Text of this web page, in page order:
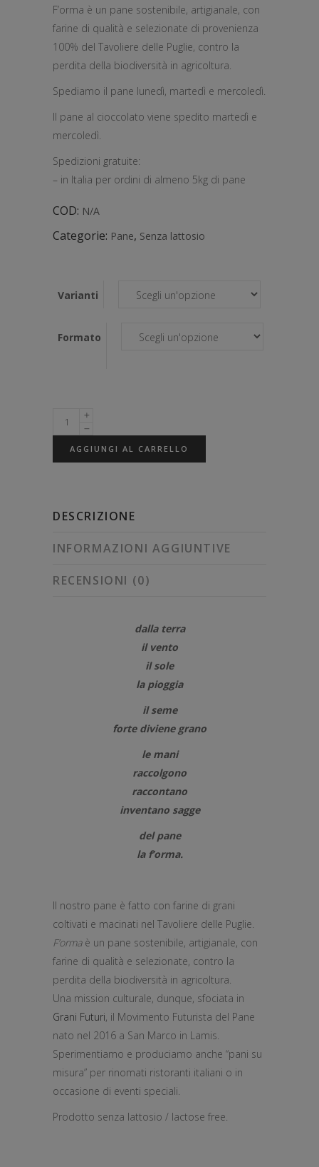
prezzo:
da
€7,99
a
€19,90
F’orma è un pane sostenibile, artigianale, con
farine di qualità e selezionate di provenienza
100% del Tavoliere delle Puglie, contro la
perdita della biodiversità in agricoltura.
Spediamo il pane lunedì, martedì e mercoledì.
Il pane al cioccolato viene spedito martedì e
mercoledì.
Spedizioni gratuite:
– in Italia per ordini di almeno 5kg di pane
COD: N/A
Categorie: Pane, Senza lattosio
Varianti
Formato
AGGIUNGI AL CARRELLO
DESCRIZIONE
INFORMAZIONI AGGIUNTIVE
RECENSIONI (0)
dalla terra
il vento
il sole
la pioggia
il seme
forte diviene grano
le mani
raccolgono
raccontano
inventano sagge
del pane
la f’orma.
Il nostro pane è fatto con farine di grani
coltivati e macinati nel Tavoliere delle Puglie.
F’ormaè un pane sostenibile, artigianale, con
farine di qualità e selezionate, contro la
perdita della biodiversità in agricoltura.
Una mission culturale, dunque, sfociata in
Grani Futuri, il Movimento Futurista del Pane
nato nel 2016 a San Marco in Lamis.
Sperimentiamo e produciamo anche “pani su
misura” per rinomati ristoranti italiani o in
occasione di eventi speciali.
Prodotto senza lattosio / lactose free.